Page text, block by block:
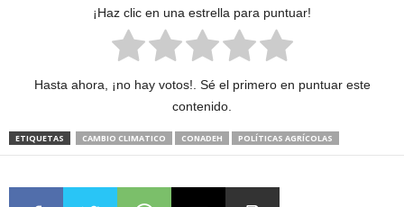
¡Haz clic en una estrella para puntuar!
Hasta ahora, ¡no hay votos!. Sé el primero en puntuar este
contenido.
ETIQUETAS CAMBIO CLIMATICO CONADEH POLÍTICAS AGRÍCOLAS